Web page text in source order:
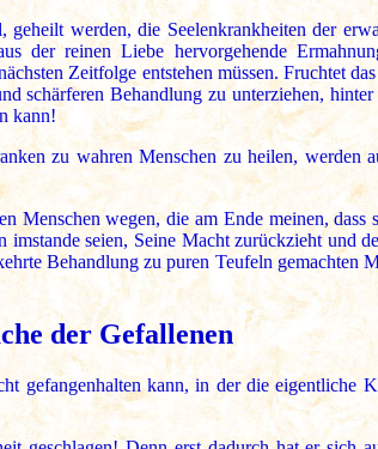
werden, die Seelenkrankheiten der
der reinen Liebe hervorgehende
Zeitfolge entstehen müssen. Fruchtet
schärferen Behandlung zu unterziehen, hinter
kann!
zu wahren Menschen zu heilen, werden
Menschen wegen, die am Ende meinen, dass
seien, Seine Macht zurückzieht und
Behandlung zu puren Teufeln gemachten
der Gefallenen
gefangenhalten kann, in der die eigentliche